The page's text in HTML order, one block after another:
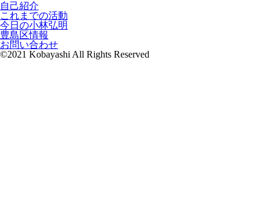
自己紹介
これまでの活動
今日の小林弘明
豊島区情報
お問い合わせ
©2021 Kobayashi All Rights Reserved